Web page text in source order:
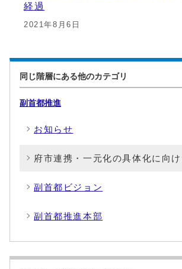
経過
2021年8月6日
同じ階層にある他のカテゴリ
副首都推進
お知らせ
府市連携・一元化の具体化に向
副首都ビジョン
副首都推進本部